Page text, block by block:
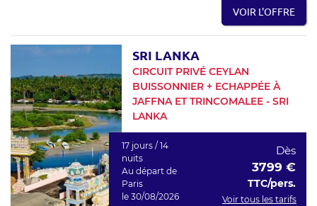
VOIR L'OFFRE
SRI LANKA
CIRCUIT PRIVÉ CEYLAN
BUISSONNIER + ECHAPPÉE À
JAFFNA ET TRINCOMALEE - SRI
LANKA
17 jours / 14
nuits
Au départ de
Paris
le 30/08/2026
Dès
3799 €
TTC/pers.
Voir tous les tarifs